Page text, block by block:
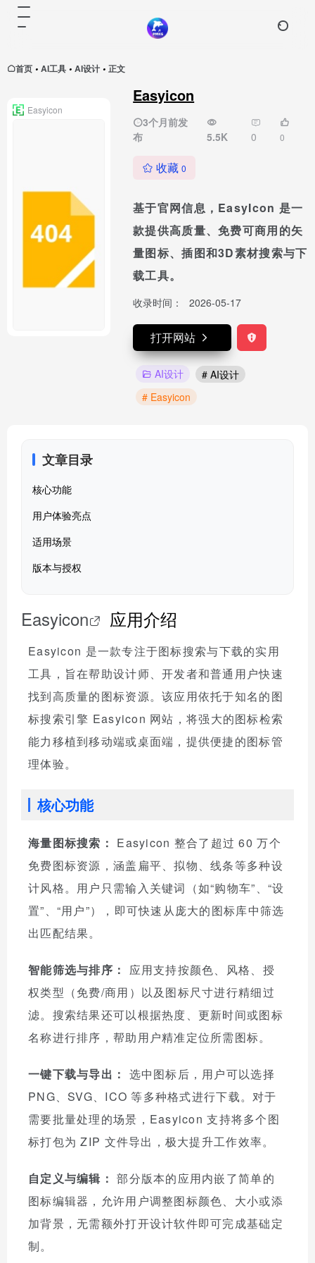
首页 • AI工具 • AI设计 • 正文
Easyicon
3个月前发
布
5.5K 0 0
收藏0
基于官网信息，EasyIcon 是一
款提供高质量、免费可商用的矢
量图标、插图和3D素材搜索与下
载工具。
收录时间： 2026-05-17
打开网站
AI设计
# AI设计
# Easyicon
Easyicon
文章目录
核心功能
用户体验亮点
适用场景
版本与授权
Easyicon 应用介绍
Easyicon 是一款专注于图标搜索与下载的实用
工具，旨在帮助设计师、开发者和普通用户快速
找到高质量的图标资源。该应用依托于知名的图
标搜索引擎 Easyicon 网站，将强大的图标检索
能力移植到移动端或桌面端，提供便捷的图标管
理体验。
核心功能
海量图标搜索： Easyicon 整合了超过 60 万个
免费图标资源，涵盖扁平、拟物、线条等多种设
计风格。用户只需输入关键词（如“购物车”、“设
置”、“用户”），即可快速从庞大的图标库中筛选
出匹配结果。
智能筛选与排序：
应用支持按颜色、风格、授
权类型（免费/商用）以及图标尺寸进行精细过
滤。搜索结果还可以根据热度、更新时间或图标
名称进行排序，帮助用户精准定位所需图标。
一键下载与导出： 选中图标后，用户可以选择
PNG、SVG、ICO 等多种格式进行下载。对于
需要批量处理的场景，Easyicon 支持将多个图
标打包为 ZIP 文件导出，极大提升工作效率。
自定义与编辑： 部分版本的应用内嵌了简单的
图标编辑器，允许用户调整图标颜色、大小或添
加背景，无需额外打开设计软件即可完成基础定
制。